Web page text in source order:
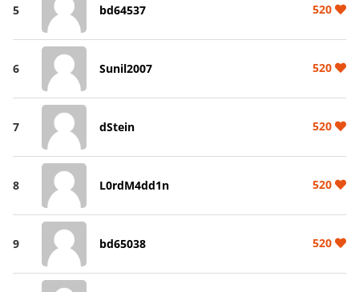
5 bd64537 520
6 Sunil2007 520
7 dStein 520
8 L0rdM4dd1n 520
9 bd65038 520